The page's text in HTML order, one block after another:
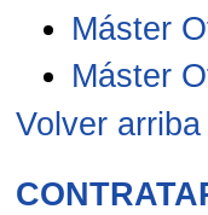
Máster
Máster
Volver arriba